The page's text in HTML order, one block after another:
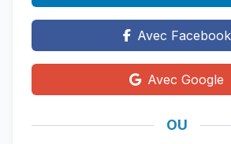
Avec Facebook
Avec Google
OU